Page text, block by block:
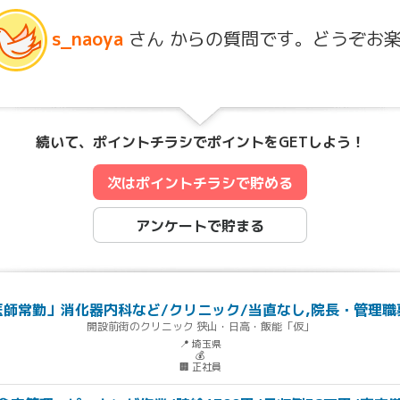
s_naoya さん からの質問です。どうぞお
続いて、ポイントチラシでポイントをGETしよう！
次はポイントチラシで貯める
アンケートで貯まる
師常勤」消化器内科など/クリニック/当直なし,院長・管理
開設前街のクリニック 狭山・日高・飯能「仮」
📍 埼玉県
💰
🏢 正社員